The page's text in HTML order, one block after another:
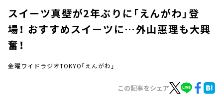
スイーツ真壁が2年ぶりに「えんがわ」登
場！ おすすめスイーツに…外山惠理も大興
奮！
金曜ワイドラジオTOKYO「えんがわ」
この記事をシェア